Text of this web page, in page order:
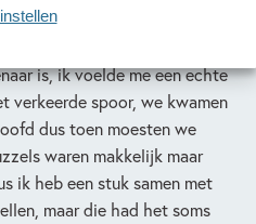
stukje over de schorpioen.
is, ik voelde me een echte
verkeerde spoor, we kwamen
dus toen moesten we
waren makkelijk maar
ik heb een stuk samen met
maar die had het soms